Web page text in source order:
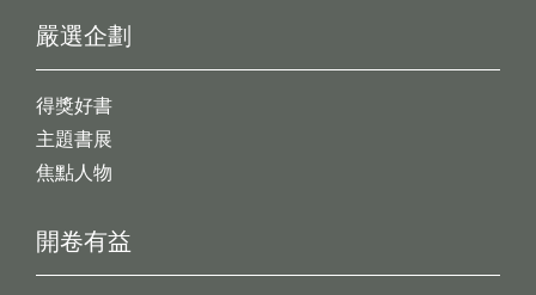
開卷有益
嚴選企劃
得獎好書
主題書展
焦點人物